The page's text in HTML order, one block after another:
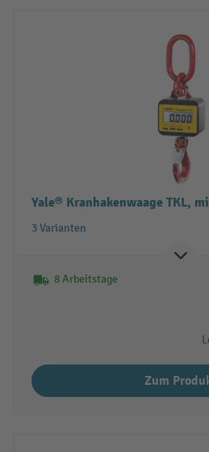
Yale® Kranhakenwaage TKL,
3 Varianten
8 Arbeitstage
Zum